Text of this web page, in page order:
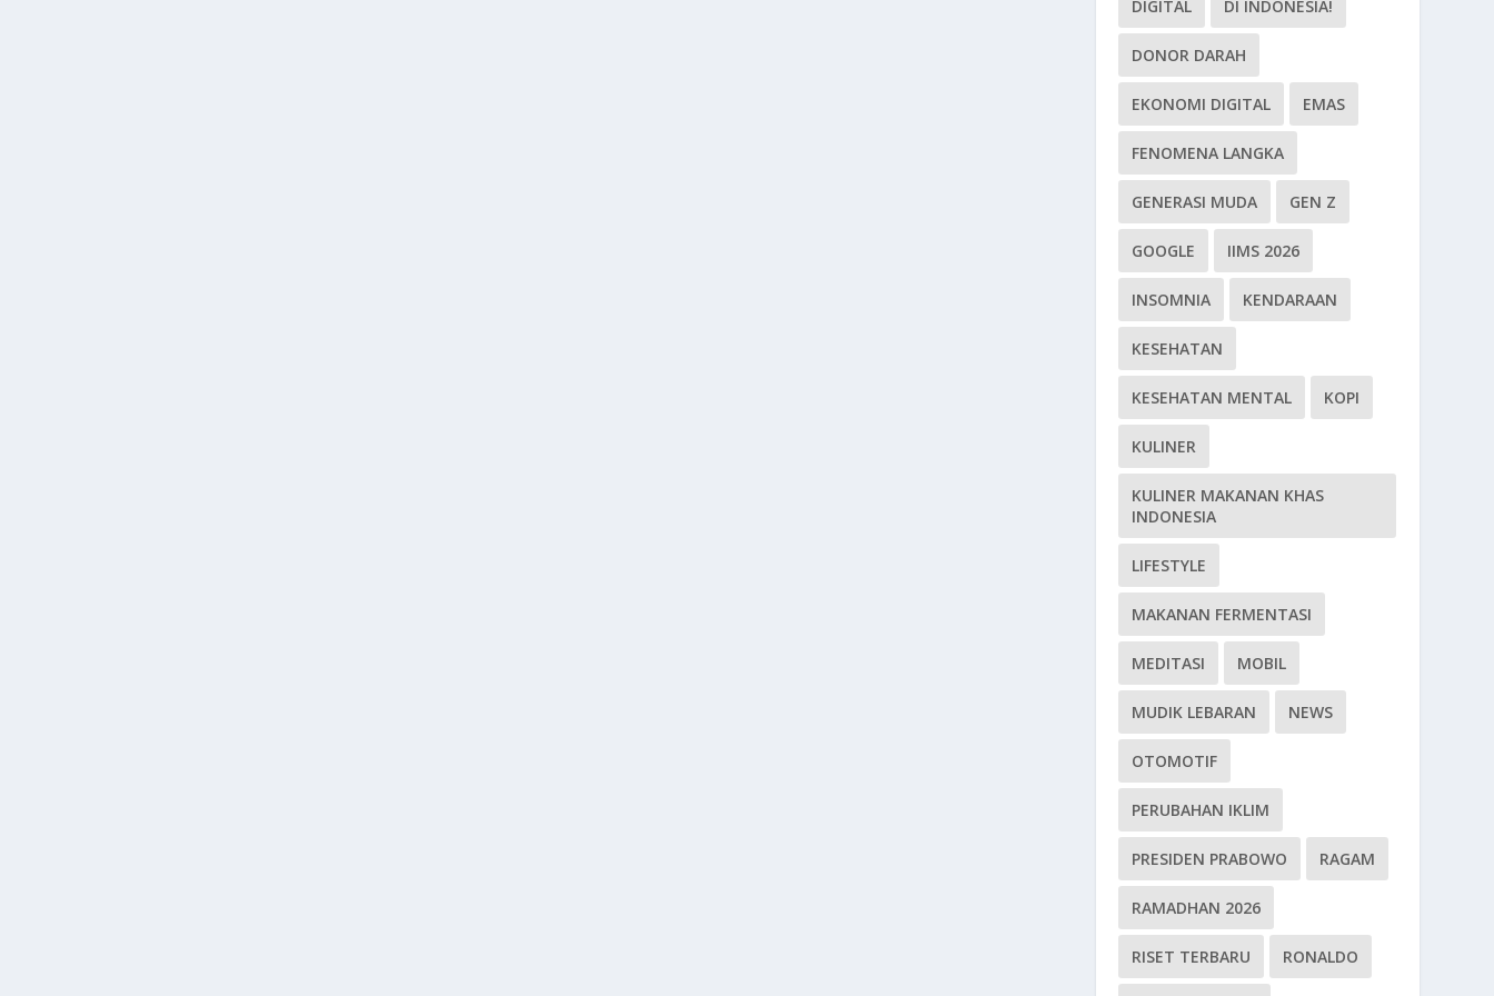
DIGITAL DI INDONESIA!
DONOR DARAH
EKONOMI DIGITAL EMAS
FENOMENA LANGKA
GENERASI MUDA GEN Z
GOOGLE IIMS 2026
INSOMNIA KENDARAAN
KESEHATAN
KESEHATAN MENTAL KOPI
KULINER
KULINER MAKANAN KHAS
INDONESIA
LIFESTYLE
MAKANAN FERMENTASI
MEDITASI MOBIL
MUDIK LEBARAN NEWS
OTOMOTIF
PERUBAHAN IKLIM
PRESIDEN PRABOWO RAGAM
RAMADHAN 2026
RISET TERBARU RONALDO